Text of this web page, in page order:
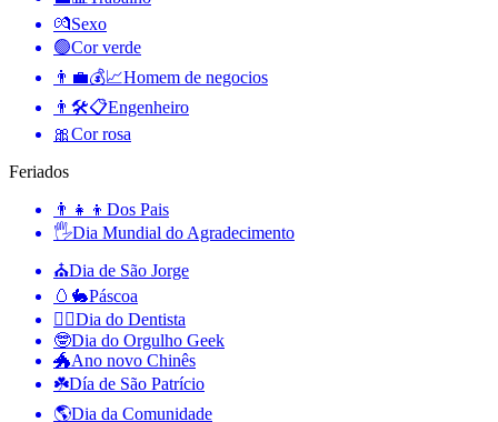
💏Sexo
🟢Cor verde
👨‍💼💰📈Homem de negocios
👨🛠📋Engenheiro
🎀Cor rosa
Feriados
👨‍👧‍👦 Dos Pais
🖐Dia Mundial do Agradecimento
⛪️Dia de São Jorge
🥚🐇Páscoa
👨‍⚕️Dia do Dentista
🤓Dia do Orgulho Geek
🐲Ano novo Chinês
☘️Día de São Patrício
🌎Dia da Comunidade